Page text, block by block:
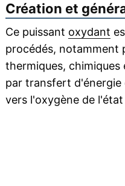
Création et
Ce puissant oxydant
procédés, notamment
thermiques, chimiques
par transfert d'énergie
vers l'oxygène de